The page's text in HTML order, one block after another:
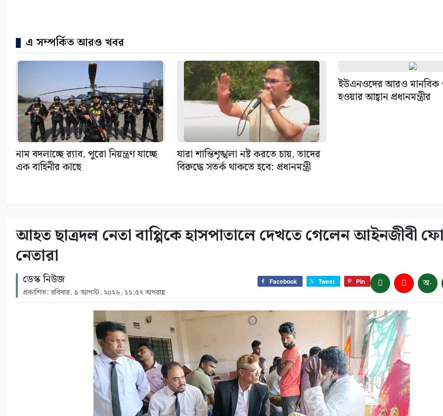
এ সম্পর্কিত আরও খবর
নাম বদলাচ্ছে র‌্যাব, পুরো নিয়ন্ত্রণ যাচ্ছে
এক বাহিনীর কাছে
যারা শান্তিশৃঙ্খলা নষ্ট করতে চায়, তাদের
বিরুদ্ধে সতর্ক থাকতে হবে: প্রধানমন্ত্রী
ইউএনওদের আরও মানবিক ও
হওয়ার আহ্বান প্রধানমন্ত্রীর
আহত ছাত্রদল নেতা বাপ্পিকে হাসপাতালে দেখতে গেলেন আইনজীবী
নেতারা
ডেস্ক নিউজ
প্রকাশিত: রবিবার, ৯ আগস্ট, ২০২৬, ১১:৫৭ অপরাহ্ণ
Facebook Tweet Pin অ-